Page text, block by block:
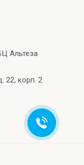
Альтеза
22, корп. 2